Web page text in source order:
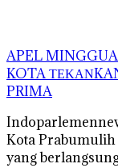
APEL
KOTA
PRIMA
Kota
yang